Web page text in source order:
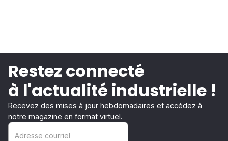
Restez connecté
à l'actualité industrielle !
Recevez des mises à jour hebdomadaires et accédez à
notre magazine en format virtuel.